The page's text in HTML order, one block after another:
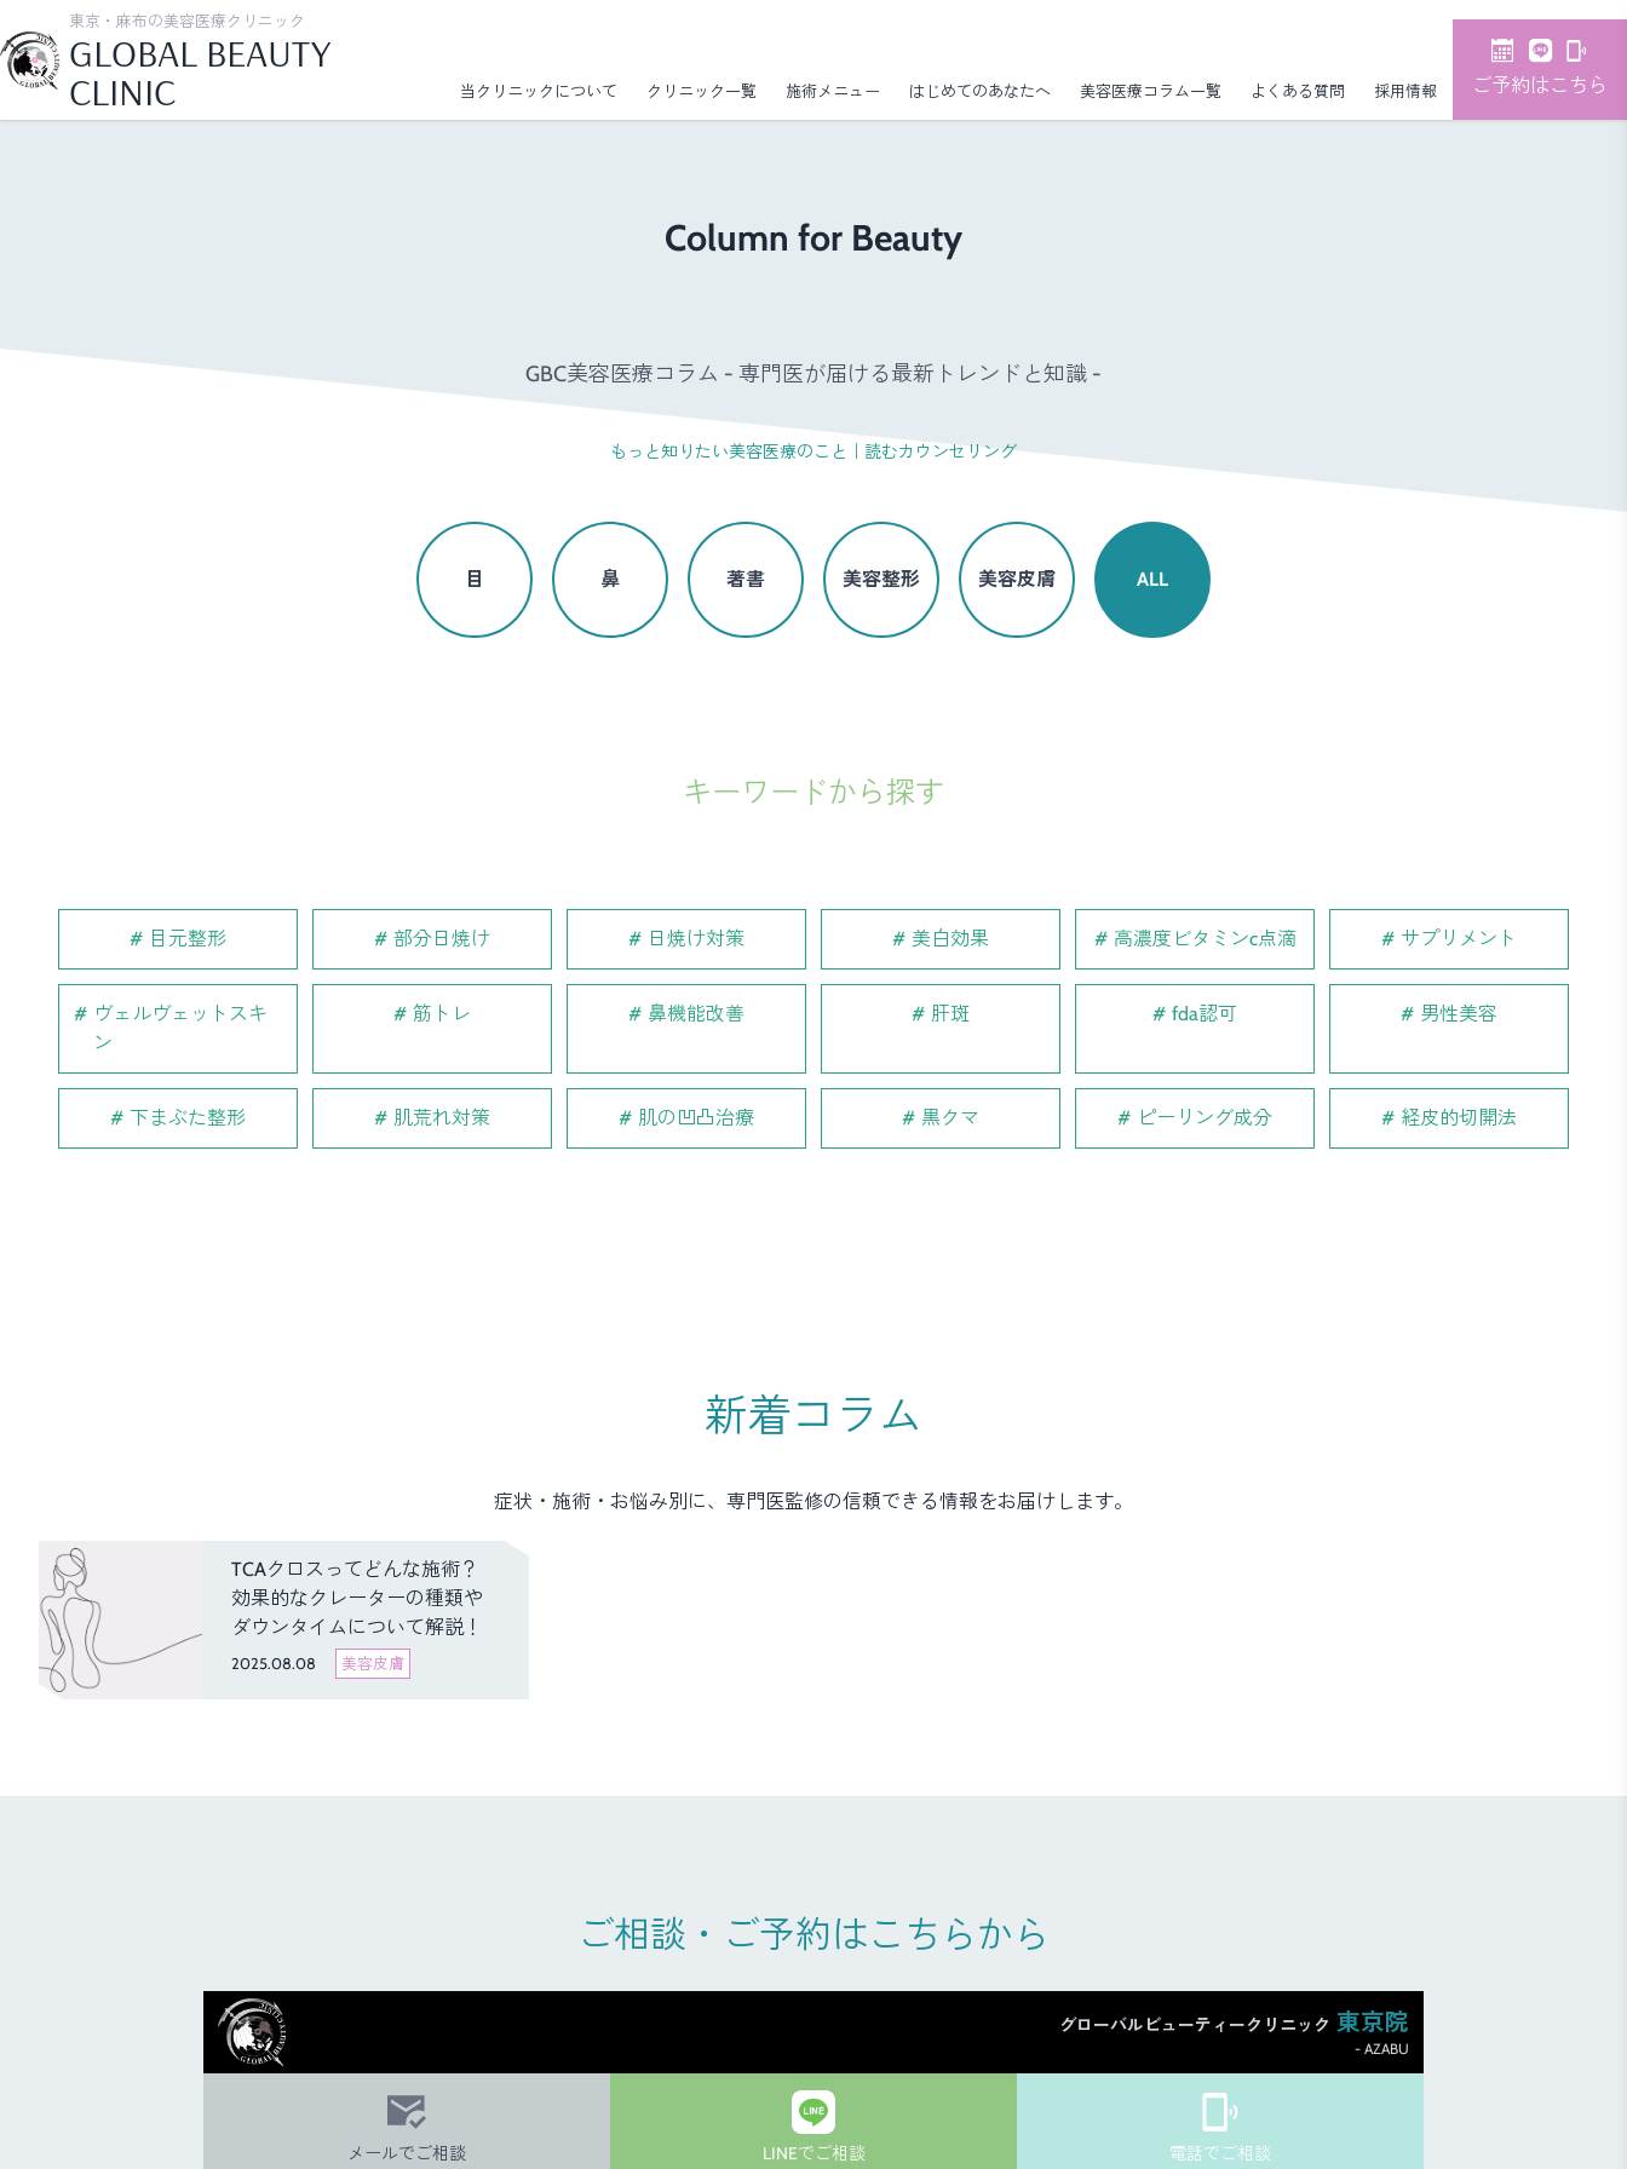
東京・麻布の美容医療クリニック
GLOBAL BEAUTY
CLINIC
当クリニックについて クリニック一覧 施術メニュー はじめてのあなたへ 美容医療コラム一覧 よくある質問 採用情報 ご予約はこちら
Column for Beauty
GBC美容医療コラム - 専門医が届ける最新トレンドと知識 -
もっと知りたい美容医療のこと｜読むカウンセリング
目 鼻 著書 美容整形 美容皮膚 ALL
キーワードから探す
目元整形 部分日焼け 日焼け対策 美白効果 高濃度ビタミンc点滴 サプリメント
ヴェルヴェットスキ
ン
筋トレ 鼻機能改善 肝斑 fda認可 男性美容
下まぶた整形 肌荒れ対策 肌の凹凸治療 黒クマ ピーリング成分 経皮的切開法
新着コラム
症状・施術・お悩み別に、専門医監修の信頼できる情報をお届けします。
TCAクロスってどんな施術？
効果的なクレーターの種類や
ダウンタイムについて解説！
2025.08.08 美容皮膚
ご相談・ご予約はこちらから
グローバルビューティークリニック 東京院
- AZABU
メールでご相談 LINEでご相談 電話でご相談